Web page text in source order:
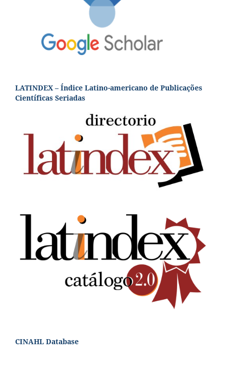
LATINDEX – Índice Latino-americano de Publicações
Científicas Seriadas
CINAHL Database